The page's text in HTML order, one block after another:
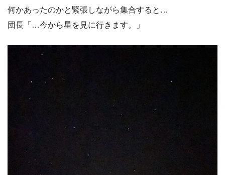
何かあったのかと緊張しながら集合すると…
団長「…今から星を見に行きます。」